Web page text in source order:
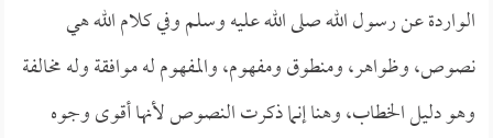
الواردة عن رسول الله صلى الله عليه وسلم وفي كلام الله هي
نصوص، وظواهر، ومنطوق ومفهوم، والمفهوم له موافقة وله مخالفة
وهو دليل الخطاب، وهنا إنما ذكرت النصوص لأنها أقوى وجوه